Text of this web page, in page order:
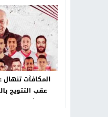
الرياضية –
المكافآت تنهال
عقب التتويج
الأهلى – جريدة